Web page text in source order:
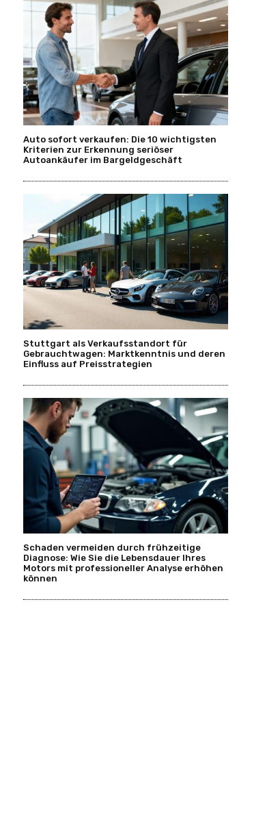
Auto sofort verkaufen: Die 10 wichtigsten
Kriterien zur Erkennung seriöser
Autoankäufer im Bargeldgeschäft
Stuttgart als Verkaufsstandort für
Gebrauchtwagen: Marktkenntnis und deren
Einfluss auf Preisstrategien
Schaden vermeiden durch frühzeitige
Diagnose: Wie Sie die Lebensdauer Ihres
Motors mit professioneller Analyse erhöhen
können